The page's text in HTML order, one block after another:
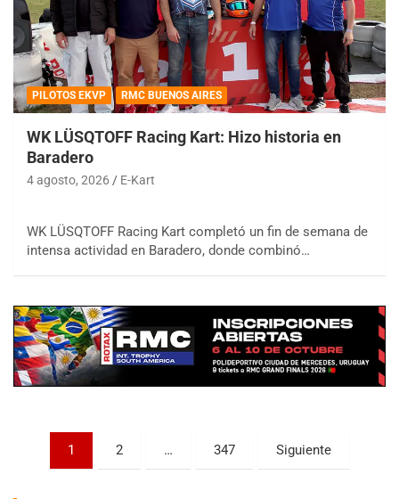
PILOTOS EKVP RMC BUENOS AIRES
WK LÜSQTOFF Racing Kart: Hizo historia en
Baradero
4 agosto, 2026 E-Kart
WK LÜSQTOFF Racing Kart completó un fin de semana de
intensa actividad en Baradero, donde combinó…
Paginación
1 2 … 347 Siguiente
COBERTURA ESPECIAL DE E-KART.COM.AR
08/09-AGO
Baradero (Buenos Aires)
KDO - F6
Ciudad de Trenque Lauquen (Asfalto)
Trenque Lauquen (Buenos Aires)
Parque de la Velocidad (Asfalto)
Villaguay (Entre Ríos)